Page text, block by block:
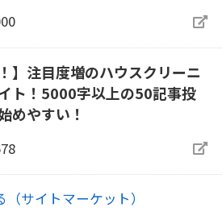
】注目度増のハウスクリーニ
ト！5000字以上の50記事投
めやすい！
サイトマーケット）